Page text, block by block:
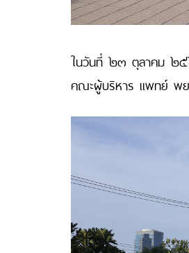
ในวันที่ ๒๓ ตุลาคม ๒
คณะผู้บริหาร แพทย์ พย